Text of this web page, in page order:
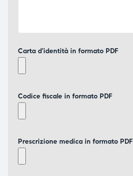
Carta d'identità in formato PDF
Codice fiscale in formato PDF
Prescrizione medica in formato PDF